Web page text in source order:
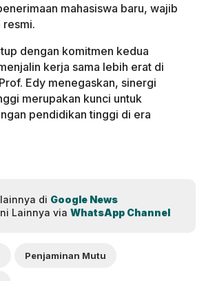
mahasiswa baru, wajib
resmi.
dengan komitmen kedua
kerja sama lebih erat di
Edy menegaskan, sinergi
merupakan kunci untuk
pendidikan tinggi di era
di Google News
Lainnya via WhatsApp Channel
Penjaminan Mutu